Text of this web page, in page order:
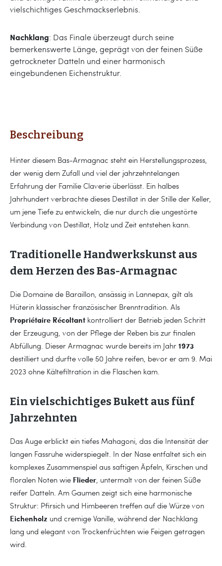
vielschichtiges Geschmackserlebnis.
Nachklang: Das Finale überzeugt durch seine
bemerkenswerte Länge, geprägt von der feinen Süße
getrockneter Datteln und einer harmonisch
eingebundenen Eichenstruktur.
Beschreibung
Hinter diesem Bas-Armagnac steht ein Herstellungsprozess,
der wenig dem Zufall und viel der jahrzehntelangen
Erfahrung der Familie Claverie überlässt. Ein halbes
Jahrhundert verbrachte dieses Destillat in der Stille der Keller,
um jene Tiefe zu entwickeln, die nur durch die ungestörte
Verbindung von Destillat, Holz und Zeit entstehen kann.
Traditionelle Handwerkskunst aus
dem Herzen des Bas-Armagnac
Die Domaine de Baraillon, ansässig in Lannepax, gilt als
Hüterin klassischer französischer Brenntradition. Als
Propriétaire Récoltantkontrolliert der Betrieb jeden Schritt
der Erzeugung, von der Pflege der Reben bis zur finalen
Abfüllung. Dieser Armagnac wurde bereits im Jahr 1973
destilliert und durfte volle 50 Jahre reifen, bevor er am 9. Mai
2023 ohne Kältefiltration in die Flaschen kam.
Ein vielschichtiges Bukett aus fünf
Jahrzehnten
Das Auge erblickt ein tiefes Mahagoni, das die Intensität der
langen Fassruhe widerspiegelt. In der Nase entfaltet sich ein
komplexes Zusammenspiel aus saftigen Äpfeln, Kirschen und
floralen Noten wie Flieder , untermalt von der feinen Süße
reifer Datteln. Am Gaumen zeigt sich eine harmonische
Struktur: Pfirsich und Himbeeren treffen auf die Würze von
Eichenholz und cremige Vanille, während der Nachklang
lang und elegant von Trockenfrüchten wie Feigen getragen
wird.